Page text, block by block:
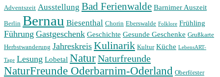
Adventszeit Ausstellung Bad Ferienwalde Barnimer Auszeit
Berlin Bernau Biesenthal Chorin Eberswalde Folklore Frühling
Führung Gastgeschenk Geschichte Gesunde Geschenke Grußkarte
Herbstwanderung Jahreskreis Kulinarik Kultur Küche LebensART-
Tage Lesung Lobetal NaturNaturfreunde
NaturFreunde Oderbarnim-Oderland Oberförster